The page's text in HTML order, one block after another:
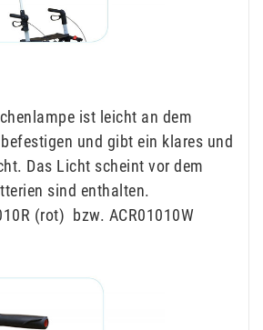
ist leicht an dem
und gibt ein klares und
Das Licht scheint vor dem
sind enthalten.
(rot) bzw. ACR01010W